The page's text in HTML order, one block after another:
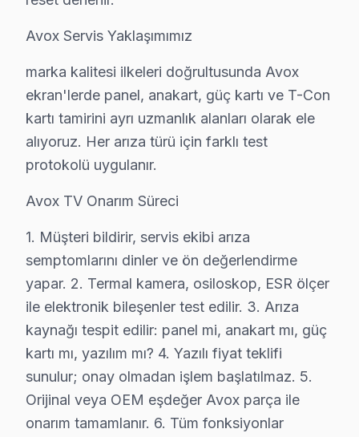
Anadolu Kavağı'nda Avox TV Servisi
Anadolu Kavağı, hem doğal güzellikleriyle hem de
Anadolufeneri'nde Avox TV Servisi
Baklacı Mahallesi, yerleşim alanları ve altyapısı ile
Bozhane'de Avox TV Servisi
Bozhane Mahallesi, kendine özgü yapısıyla dikkat
Cumhuriyet'te Avox TV Servisi
Cumhuriyet Mahallesi, modern yerleşim alanları ve
Çamlıbahçe'de Avox TV Servisi
Avox Servis Yaklaşımımız
marka kalitesi ilkeleri doğrultusunda Avox
ekran'lerde panel, anakart, güç kartı ve T-Con
kartı tamirini ayrı uzmanlık alanları olarak ele
alıyoruz. Her arıza türü için farklı test
protokolü uygulanır.
Avox TV Onarım Süreci
1. Müşteri bildirir, servis ekibi arıza
semptomlarını dinler ve ön değerlendirme
yapar. 2. Termal kamera, osiloskop, ESR ölçer
ile elektronik bileşenler test edilir. 3. Arıza
kaynağı tespit edilir: panel mi, anakart mı, güç
kartı mı, yazılım mı? 4. Yazılı fiyat teklifi
sunulur; onay olmadan işlem başlatılmaz. 5.
Orijinal veya OEM eşdeğer Avox parça ile
onarım tamamlanır. 6. Tüm fonksiyonlar